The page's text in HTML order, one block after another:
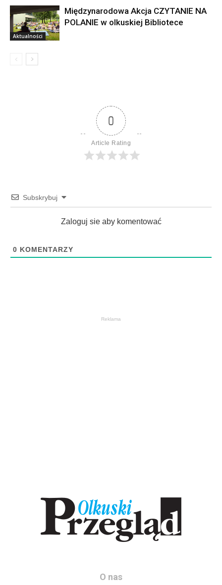
Aktualności
Międzynarodowa Akcja CZYTANIE NA
POLANIE w olkuskiej Bibliotece
0
Article Rating
Subskrybuj
Zaloguj sie aby komentować
0 KOMENTARZY
Reklama
O nas